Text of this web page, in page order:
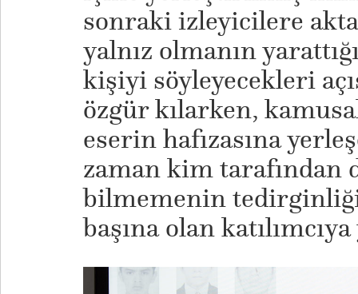
sonraki izleyicilere
yalnız olmanın
kişiyi söyleyecekleri
özgür kılarken,
eserin hafızasına
zaman kim tarafından
bilmemenin tedirginliği
başına olan